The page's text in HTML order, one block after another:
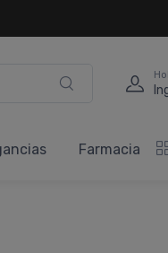
Farmacia